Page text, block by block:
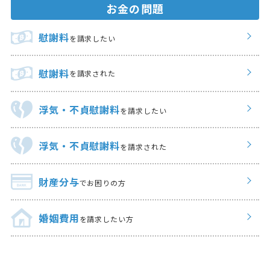
お金の問題
慰謝料を請求したい
慰謝料を請求された
浮気・不貞慰謝料を請求したい
浮気・不貞慰謝料を請求された
財産分与でお困りの方
婚姻費用を請求したい方